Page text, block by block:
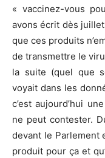
« vaccinez-vous
avons écrit dès
que ces produits
de transmettre le
la suite (quel que
voyait dans les
c’est aujourd’hui
ne peut contester.
devant le Parlement
produit pour ça et